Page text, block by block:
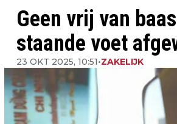
Geen vrij van
staande voet
23 OKT 2025, 10:51•ZAKELIJK